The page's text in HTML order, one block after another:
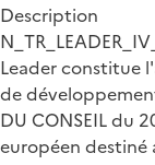
Description
Leader constitue
de
DU CONSEIL du
européen destiné